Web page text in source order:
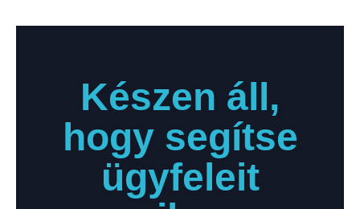
Készen áll,
hogy segítse
ügyfeleit